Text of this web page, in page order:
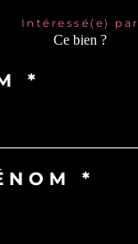
Intéressé(e) par
Ce bien ?
*
*